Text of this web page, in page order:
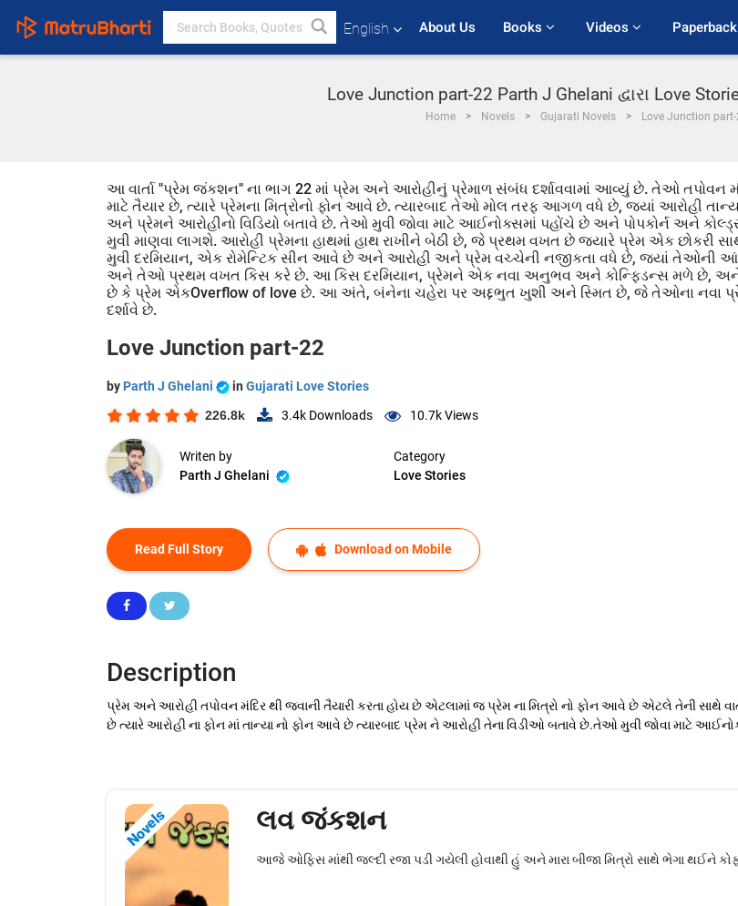
English About Us Books Videos Paperback
Love Junction part-22 Parth J Ghelani દ્વારા Love
Home Novels Gujarati Novels Love Junction
આ વાર્તા "પ્રેમ જંકશન" ના ભાગ 22 માં પ્રેમ અને આરોહીનું પ્રેમાળ સંબંધ દર્શાવવામાં આવ્યું છે. તેઓ તપોવન
માટે તૈયાર છે, ત્યારે પ્રેમના મિત્રોનો ફોન આવે છે. ત્યારબાદ તેઓ મોલ તરફ આગળ વધે છે, જ્યાં આરોહી
અને પ્રેમને આરોહીનો વિડિયો બતાવે છે. તેઓ મુવી જોવા માટે આઈનોક્સમાં પહોંચે છે અને પોપકોર્ન અને
મુવી માણવા લાગશે. આરોહી પ્રેમના હાથમાં હાથ રાખીને બેઠી છે, જે પ્રથમ વખત છે જ્યારે પ્રેમ એક છોકરી
મુવી દરમિયાન, એક રોમેન્ટિક સીન આવે છે અને આરોહી અને પ્રેમ વચ્ચેની નજીકતા વધે છે, જ્યાં તેઓની
અને તેઓ પ્રથમ વખત કિસ કરે છે. આ કિસ દરમિયાન, પ્રેમને એક નવા અનુભવ અને કોન્ફિડન્સ મળે છે,
છે કે પ્રેમ એકOverflow of love છે. આ અંતે, બંનેના ચહેરા પર અદ્દભુત ખુશી અને સ્મિત છે, જે તેઓના નવા
દર્શાવે છે.
Love Junction part-22
by Parth J Ghelani in Gujarati Love Stories
226.8k 3.4k Downloads 10.7kViews
Writen by
Parth J Ghelani
Category
Love Stories
Read Full Story Download on Mobile
Description
પ્રેમ અને આરોહી તપોવન મંદિર થી જવાની તૈયારી કરતા હોય છે એટલામાં જ પ્રેમ ના મિત્રો નો ફોન આવે છે એટલે તેની
છે ત્યારે આરોહી ના ફોન માં તાન્યા નો ફોન આવે છે ત્યારબાદ પ્રેમ ને આરોહી તેના વિડીઓ બતાવે છે.તેઓ મુવી જોવા માટે
Novels લવ જંકશન
આજે ઓફિસ માંથી જલ્દી રજા પડી ગયેલી હોવાથી હું અને મારા બીજા મિત્રો સાથે ભેગા થઈને